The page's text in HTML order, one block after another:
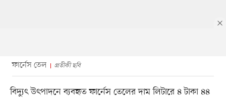
ফার্নেস তেল প্রতীকী ছবি
বিদ্যুৎ উৎপাদনে ব্যবহৃত ফার্নেস তেলের দাম লিটারে ৪ টাকা ৪৪